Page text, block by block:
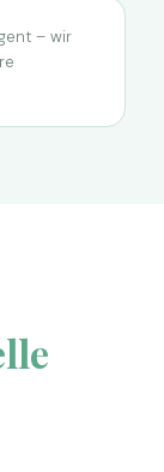
– wir